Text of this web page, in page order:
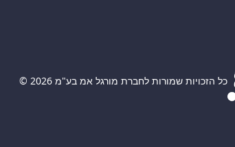
כל הזכויות שמורות לחברת מורגל אמ בע"מ 2026 ©